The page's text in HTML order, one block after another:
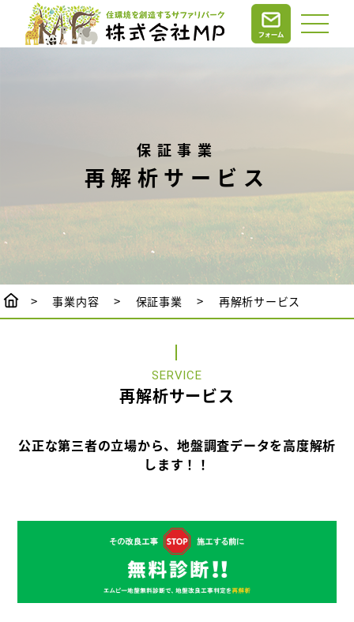
保証事業
再解析サービス
事業内容 保証事業 再解析サービス
SERVICE
再解析サービス
公正な第三者の立場から、地盤調査データを高度解析
します！！